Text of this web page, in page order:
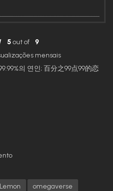
5 out of 9
mensais
의 연인; 百分之99点99的恋
Lemon omegaverse